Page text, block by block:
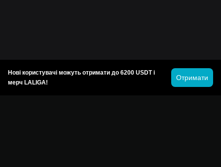
Нові користувачі можуть отримати до 6200 USDT і
мерч LALIGA!
Отримати